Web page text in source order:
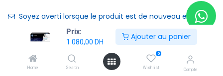
Prix:
1 080,00 DH
Ajouter au panier
Home Search
0
Wishlist Compte
Soyez averti lorsque le produit est de nouveau en stock
Enregistrer pour plus tard